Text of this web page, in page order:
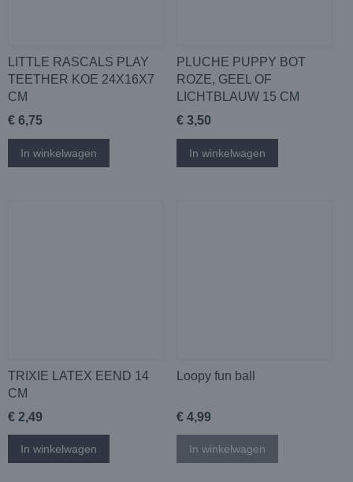
LITTLE RASCALS PLAY
TEETHER KOE 24X16X7
CM
€ 6,75
In winkelwagen
PLUCHE PUPPY BOT
ROZE, GEEL OF
LICHTBLAUW 15 CM
€ 3,50
In winkelwagen
TRIXIE LATEX EEND 14
CM
€ 2,49
In winkelwagen
Loopy fun ball
€ 4,99
In winkelwagen